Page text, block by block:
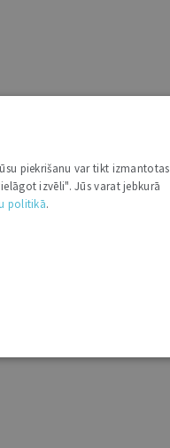
piekrišanu var tikt izmantotas
izvēli". Jūs varat jebkurā
politikā.